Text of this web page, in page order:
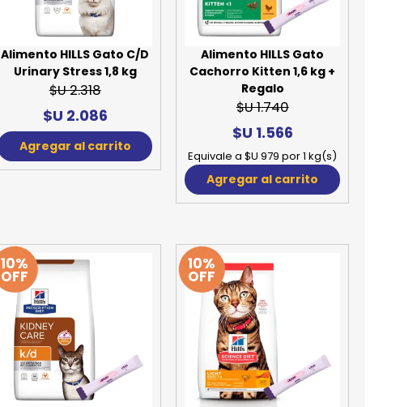
Alimento HILLS Gato C/D
Urinary Stress 1,8 kg
$U 2.318
$U 2.086
Agregar al carrito
Alimento HILLS Gato
Cachorro Kitten 1,6 kg +
Regalo
$U 1.740
$U 1.566
Equivale a $U 979 por 1 kg(s)
Agregar al carrito
10%
OFF
10%
OFF